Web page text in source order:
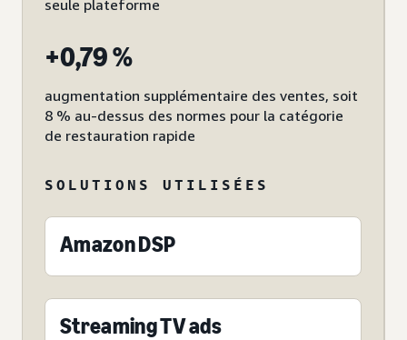
seule plateforme
+0,79 %
augmentation supplémentaire des ventes, soit
8 % au-dessus des normes pour la catégorie
de restauration rapide
SOLUTIONS UTILISÉES
Amazon DSP
Streaming TV ads